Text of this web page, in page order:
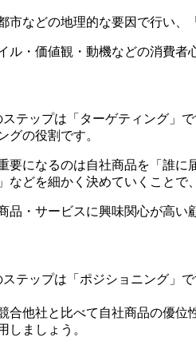
市などの地理的な要因で行い
ル・価値観・動機などの消費
テップは「ターゲティング」
グの役割です。
要になるのは自社商品を「誰
などを細かく決めていくことで
品・サービスに興味関心が高
テップは「ポジショニング」
合他社と比べて自社商品の優
しましょう。